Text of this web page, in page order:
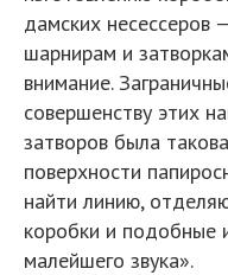
дамских
шарнирам и
внимание.
совершенству этих
затворов была
поверхности
найти линию,
коробки и подобные
малейшего звука».